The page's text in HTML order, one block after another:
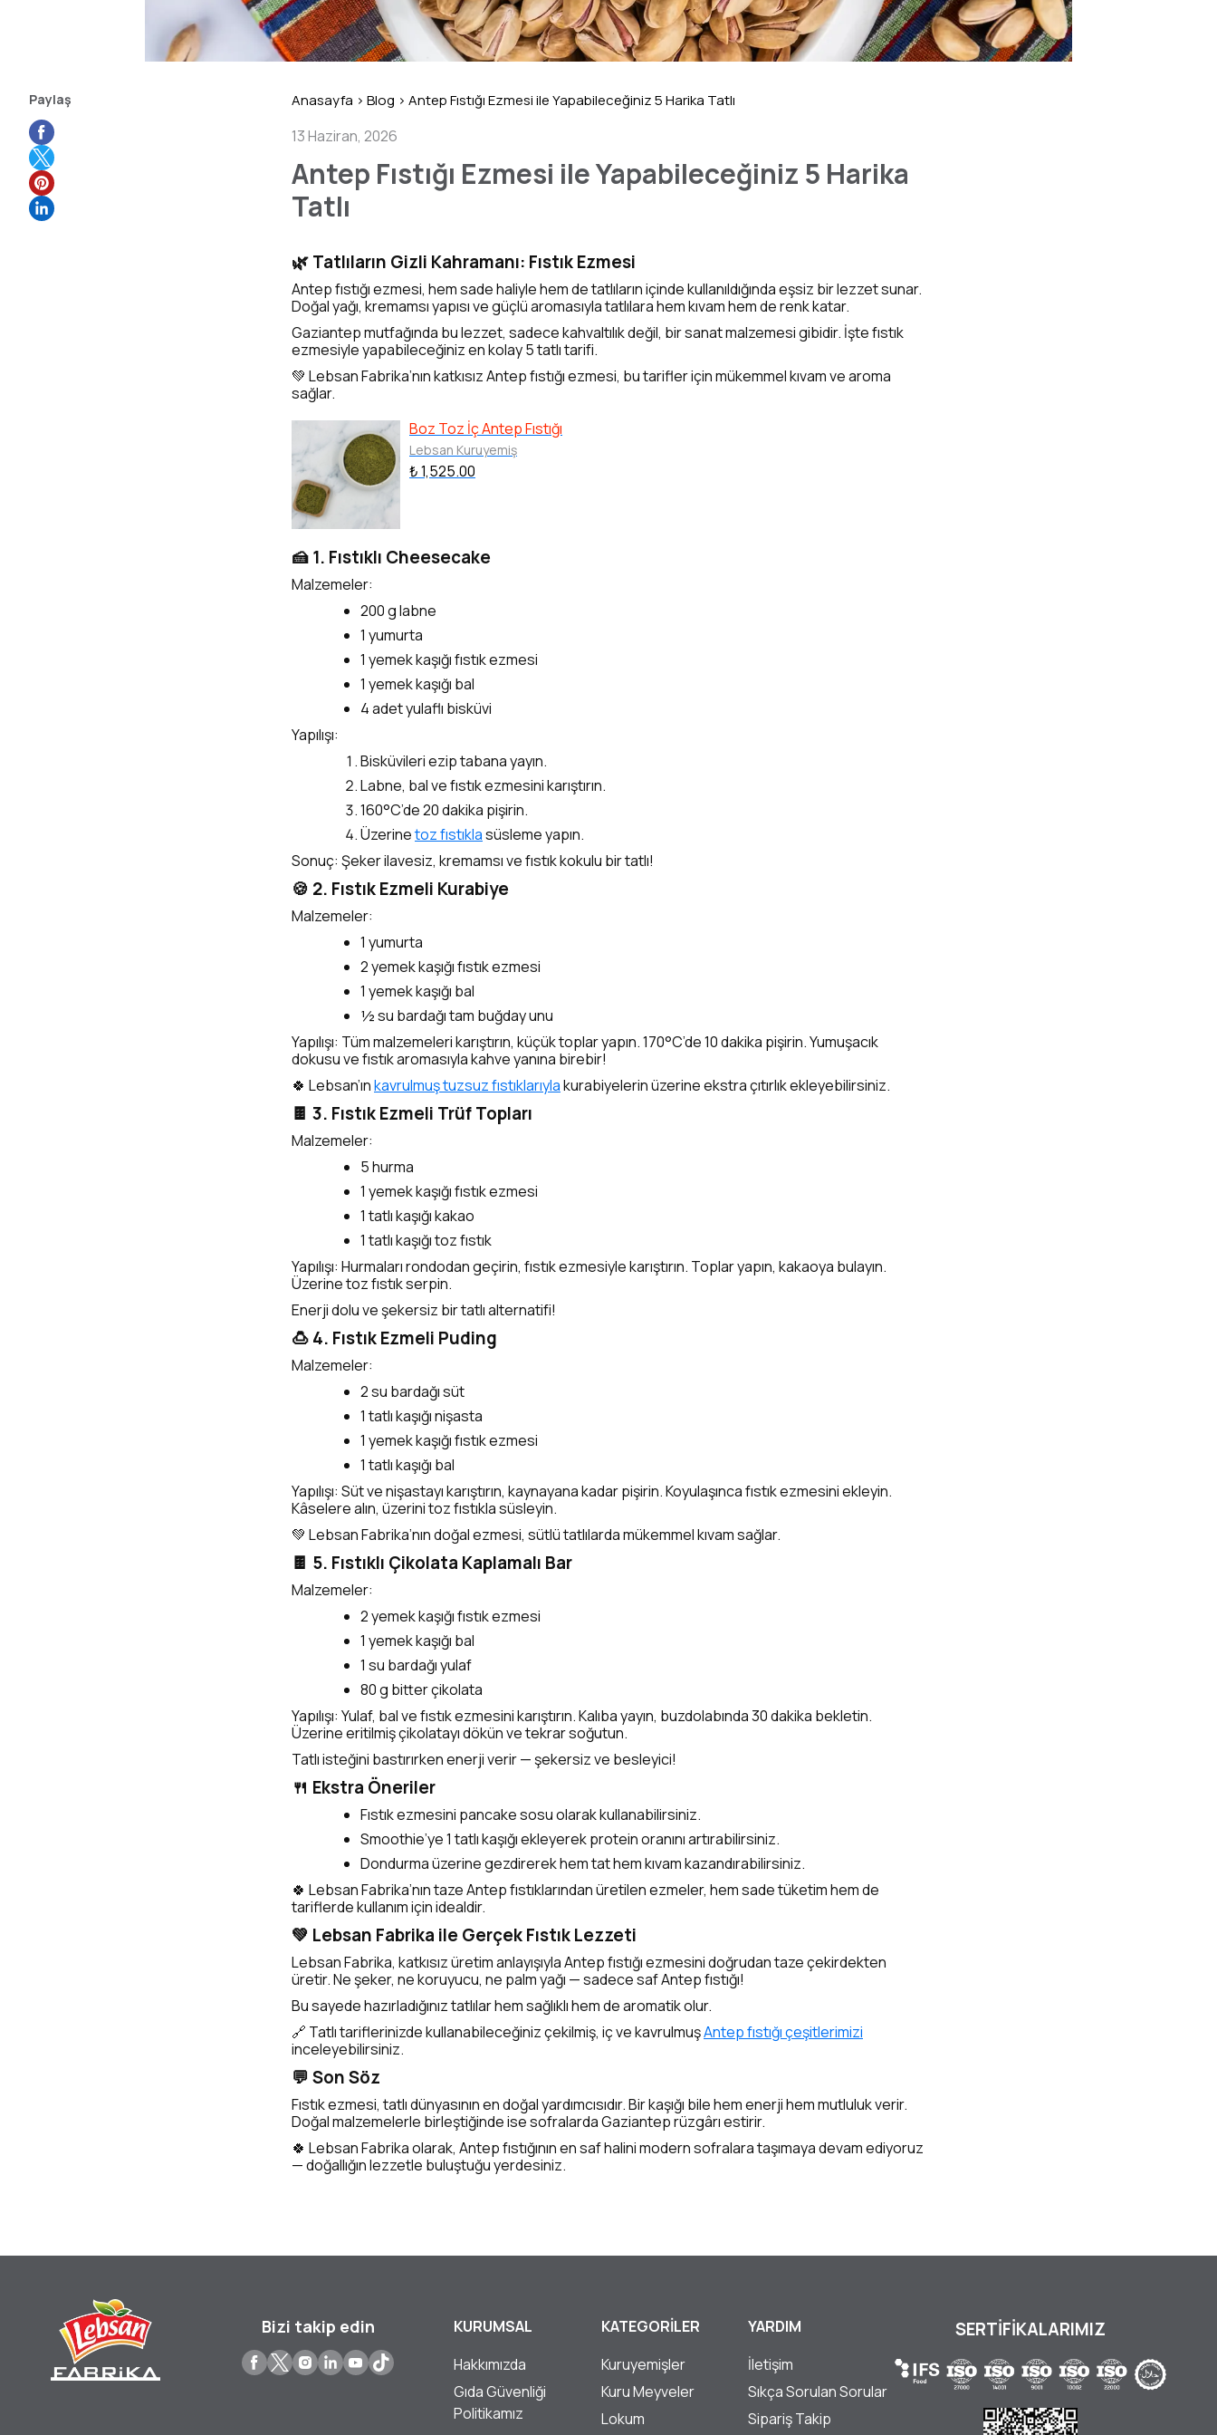
Paylaş Anasayfa > Blog > Antep Fıstığı Ezmesi ile Yapabileceğiniz 5 Harika Tatlı
13 Haziran, 2026
Antep Fıstığı Ezmesi ile Yapabileceğiniz 5 Harika
Tatlı
🌿 Tatlıların Gizli Kahramanı: Fıstık Ezmesi
Antep fıstığı ezmesi, hem sade haliyle hem de tatlıların içinde kullanıldığında eşsiz bir lezzet sunar.
Doğal yağı, kremamsı yapısı ve güçlü aromasıyla tatlılara hem kıvam hem de renk katar.
Gaziantep mutfağında bu lezzet, sadece kahvaltılık değil, bir sanat malzemesi gibidir. İşte fıstık
ezmesiyle yapabileceğiniz en kolay 5 tatlı tarifi.
💚 Lebsan Fabrika’nın katkısız Antep fıstığı ezmesi, bu tarifler için mükemmel kıvam ve aroma
sağlar.
Boz Toz İç Antep Fıstığı
Lebsan Kuruyemiş
₺ 1,525.00
🍰 1. Fıstıklı Cheesecake
Malzemeler:
200 g labne
1 yumurta
1 yemek kaşığı fıstık ezmesi
1 yemek kaşığı bal
4 adet yulaflı bisküvi
Yapılışı:
Bisküvileri ezip tabana yayın.
Labne, bal ve fıstık ezmesini karıştırın.
160°C’de 20 dakika pişirin.
Üzerinetoz fıstıklasüsleme yapın.
Sonuç: Şeker ilavesiz, kremamsı ve fıstık kokulu bir tatlı!
🍪 2. Fıstık Ezmeli Kurabiye
Malzemeler:
1 yumurta
2 yemek kaşığı fıstık ezmesi
1 yemek kaşığı bal
½ su bardağı tam buğday unu
Yapılışı: Tüm malzemeleri karıştırın, küçük toplar yapın. 170°C’de 10 dakika pişirin. Yumuşacık
dokusu ve fıstık aromasıyla kahve yanına birebir!
🍀 Lebsan’ınkavrulmuş tuzsuz fıstıklarıylakurabiyelerin üzerine ekstra çıtırlık ekleyebilirsiniz.
🍫 3. Fıstık Ezmeli Trüf Topları
Malzemeler:
5 hurma
1 yemek kaşığı fıstık ezmesi
1 tatlı kaşığı kakao
1 tatlı kaşığı toz fıstık
Yapılışı: Hurmaları rondodan geçirin, fıstık ezmesiyle karıştırın. Toplar yapın, kakaoya bulayın.
Üzerine toz fıstık serpin.
Enerji dolu ve şekersiz bir tatlı alternatifi!
🍮 4. Fıstık Ezmeli Puding
Malzemeler:
2 su bardağı süt
1 tatlı kaşığı nişasta
1 yemek kaşığı fıstık ezmesi
1 tatlı kaşığı bal
Yapılışı: Süt ve nişastayı karıştırın, kaynayana kadar pişirin. Koyulaşınca fıstık ezmesini ekleyin.
Kâselere alın, üzerini toz fıstıkla süsleyin.
💚 Lebsan Fabrika’nın doğal ezmesi, sütlü tatlılarda mükemmel kıvam sağlar.
🍫 5. Fıstıklı Çikolata Kaplamalı Bar
Malzemeler:
2 yemek kaşığı fıstık ezmesi
1 yemek kaşığı bal
1 su bardağı yulaf
80 g bitter çikolata
Yapılışı: Yulaf, bal ve fıstık ezmesini karıştırın. Kalıba yayın, buzdolabında 30 dakika bekletin.
Üzerine eritilmiş çikolatayı dökün ve tekrar soğutun.
Tatlı isteğini bastırırken enerji verir — şekersiz ve besleyici!
🍴 Ekstra Öneriler
Fıstık ezmesini pancake sosu olarak kullanabilirsiniz.
Smoothie’ye 1 tatlı kaşığı ekleyerek protein oranını artırabilirsiniz.
Dondurma üzerine gezdirerek hem tat hem kıvam kazandırabilirsiniz.
🍀 Lebsan Fabrika’nın taze Antep fıstıklarından üretilen ezmeler, hem sade tüketim hem de
tariflerde kullanım için idealdir.
💚 Lebsan Fabrika ile Gerçek Fıstık Lezzeti
Lebsan Fabrika, katkısız üretim anlayışıyla Antep fıstığı ezmesini doğrudan taze çekirdekten
üretir. Ne şeker, ne koruyucu, ne palm yağı — sadece saf Antep fıstığı!
Bu sayede hazırladığınız tatlılar hem sağlıklı hem de aromatik olur.
🔗 Tatlı tariflerinizde kullanabileceğiniz çekilmiş, iç ve kavrulmuşAntep fıstığı çeşitlerimizi
inceleyebilirsiniz.
💬 Son Söz
Fıstık ezmesi, tatlı dünyasının en doğal yardımcısıdır. Bir kaşığı bile hem enerji hem mutluluk verir.
Doğal malzemelerle birleştiğinde ise sofralarda Gaziantep rüzgârı estirir.
🍀 Lebsan Fabrika olarak, Antep fıstığının en saf halini modern sofralara taşımaya devam ediyoruz
— doğallığın lezzetle buluştuğu yerdesiniz.
Bizi takip edin
KURUMSAL
Hakkımızda
Gıda Güvenliği
Politikamız
KATEGORİLER
Kuruyemişler
Kuru Meyveler
Lokum
YARDIM
İletişim
Sıkça Sorulan Sorular
Sipariş Takip
SERTİFİKALARIMIZ